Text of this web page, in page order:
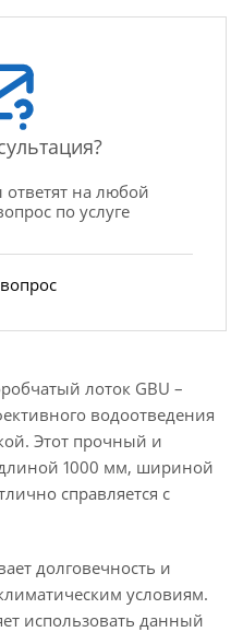
на любой
по услуге
лоток GBU –
водоотведения
Этот прочный и
1000 мм, шириной
справляется с
долговечность и
условиям.
использовать данный